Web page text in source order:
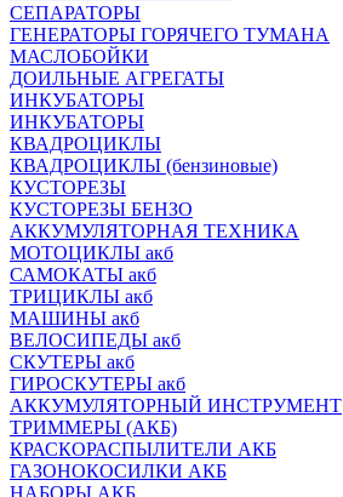
СЕПАРАТОРЫ
ГЕНЕРАТОРЫ ГОРЯЧЕГО ТУМАНА
МАСЛОБОЙКИ
ДОИЛЬНЫЕ АГРЕГАТЫ
ИНКУБАТОРЫ
ИНКУБАТОРЫ
КВАДРОЦИКЛЫ
КВАДРОЦИКЛЫ (бензиновые)
КУСТОРЕЗЫ
КУСТОРЕЗЫ БЕНЗО
АККУМУЛЯТОРНАЯ ТЕХНИКА
МОТОЦИКЛЫ акб
САМОКАТЫ акб
ТРИЦИКЛЫ акб
МАШИНЫ акб
ВЕЛОСИПЕДЫ акб
СКУТЕРЫ акб
ГИРОСКУТЕРЫ акб
АККУМУЛЯТОРНЫЙ ИНСТРУМЕНТ
ТРИММЕРЫ (АКБ)
КРАСКОРАСПЫЛИТЕЛИ АКБ
ГАЗОНОКОСИЛКИ АКБ
НАБОРЫ АКБ